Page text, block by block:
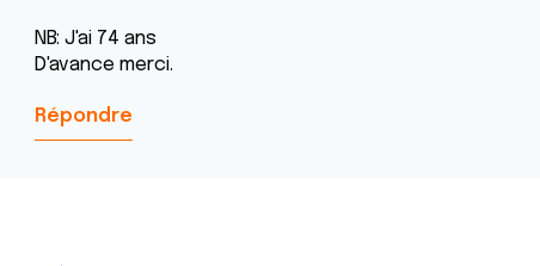
NB: J'ai 74 ans
D'avance merci.
Répondre